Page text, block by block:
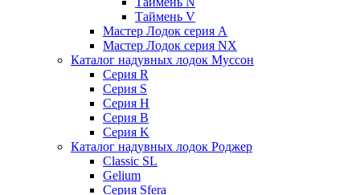
Таймень V
Мастер Лодок серия А
Мастер Лодок серия NX
Каталог надувных лодок Муссон
Серия R
Серия S
Серия H
Серия B
Серия K
Каталог надувных лодок Роджер
Classic SL
Gelium
Серия Sfera